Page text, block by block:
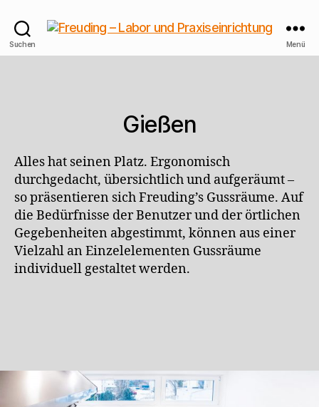
Suchen
–
Menü
Gießen
Alles hat seinen Platz. Ergonomisch
durchgedacht, übersichtlich und aufgeräumt –
so präsentieren sich Freuding’s Gussräume. Auf
die Bedürfnisse der Benutzer und der örtlichen
Gegebenheiten abgestimmt, können aus einer
Vielzahl an Einzelelementen Gussräume
individuell gestaltet werden.